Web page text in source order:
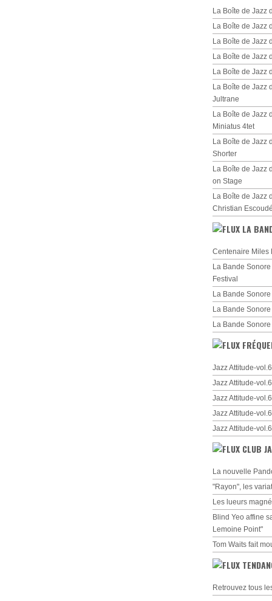
La Boîte de Jazz
La Boîte de Jazz
La Boîte de Jazz
La Boîte de Jazz
La Boîte de Jazz
La Boîte de Jazz
Jultrane
La Boîte de Jazz
Miniatus 4tet
La Boîte de Jazz
Shorter
La Boîte de Jazz
on Stage
La Boîte de Jazz
Christian
LA
Centenaire Miles
La Bande
Festival
La Bande
La Bande
La Bande
Jazz Attitude-
Jazz Attitude-
Jazz Attitude-
Jazz Attitude-
Jazz Attitude-
CLUB
La nouvelle
"Rayon", les
Les lueurs
Blind Yeo affine
Lemoine Point"
Tom Waits fait
Retrouvez tous